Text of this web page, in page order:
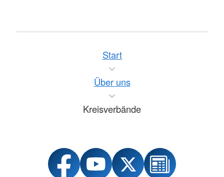
Start
Über uns
Kreisverbände